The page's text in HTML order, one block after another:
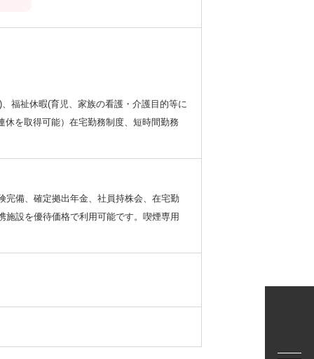
福祉休暇(育児、家族の看護・介護目的等に
休を取得可能）在宅勤務制度、短時間勤務
完備、確定拠出年金、社員持株会、在宅勤
設を優待価格で利用可能です。喫煙専用